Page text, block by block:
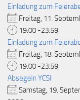
Einladung zum
Freitag, 11.
19:00 -23:59
Einladung zum
Freitag, 18.
19:00 -23:59
Absegeln YCSI
Samstag, 19.